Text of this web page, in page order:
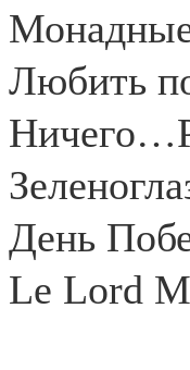
Любить
День
Le Lord